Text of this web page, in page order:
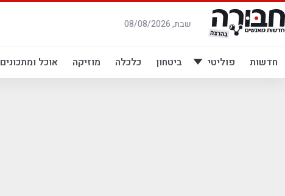
דלג
לתוכן
שבת, 08/08/2026
חדשות פוליטי ביטחון כלכלה מוזיקה אוכל ומתכונים